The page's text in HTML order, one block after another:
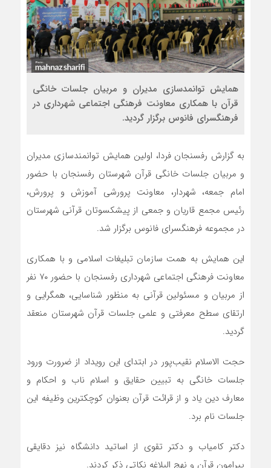
همایش توانمدسازی مدیران و مربیان جلسات خانگی
قرآن با همکاری معاونت فرهنگی اجتماعی شهرداری در
فرهنگسرای فانوس برگزار گردید.
به گزارش رفسنجان فردا، اولین همایش توانمندسازی مدیران
و مربیان جلسات خانگی قرآن شهرستان رفسنجان با حضور
امام جمعه، شهردار، معاونت پرورشی آموزش و پرورش،
رئیس مجمع قاریان و جمعی از پیشکسوتان قرآنی شهرستان
در مجموعه فرهنگسرای فانوس برگزار شد.
این همایش به همت سازمان تبلیغات اسلامی و با همکاری
معاونت فرهنگی اجتماعی شهرداری رفسنجان با حضور ۷٠ نفر
از مربیان و مسئولین قرآنی به منظور شناسایی، همگرایی و
ارتقای سطح معرفتی و علمی جلسات قرآن شهرستان منعقد
گردید.
حجت الاسلام نقیب‌پور در ابتدای این رویداد از ضرورت ورود
جلسات خانگی به تبیین حقایق و اسلام ناب و احکام و
معارف دین یاد و از قرائت قرآن بعنوان کوچکترین وظیفه این
جلسات نام برد.
دکتر کامیاب و دکتر تقوی از اساتید دانشگاه نیز دقایقی
پیرامون قرآن و نهج البلاغه نکاتی ذکر کردند.